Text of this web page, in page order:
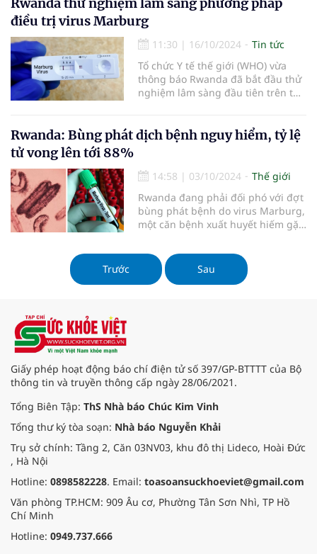
điều trị virus Marburg
11:30 | 16/10/2024
Tin tức
Tổ chức Y tế thế giới (WHO) vừa
thông báo Rwanda đã bắt đầu thử
nghiệm lâm sàng đầu tiên trên thế
Rwanda: Bùng phát dịch bệnh nguy hiểm, tỷ lệ
tử vong lên tới 88%
14:58 | 03/10/2024
Thế giới
Rwanda đang phải đối phó với đợt
bùng phát bệnh do virus Marburg,
một căn bệnh xuất huyết hiếm gặp
Ebola.
Trước
Sau
Giấy phép hoạt động báo chí điện tử số 397/GP-BTTTT của Bộ
thông tin và truyền thông cấp ngày 28/06/2021.
Tổng Biên Tập: ThS Nhà báo Chúc Kim Vinh
Tổng thư ký tòa soạn: Nhà báo Nguyễn Khải
Trụ sở chính: Tầng 2, Căn 03NV03, khu đô thị Lideco, Hoài Đức
, Hà Nội
Hotline: 0898582228. Email: toasoansuckhoeviet@gmail.com
Văn phòng TP.HCM: 909 Âu cơ, Phường Tân Sơn Nhì, TP Hồ
Chí Minh
Hotline: 0949.737.666